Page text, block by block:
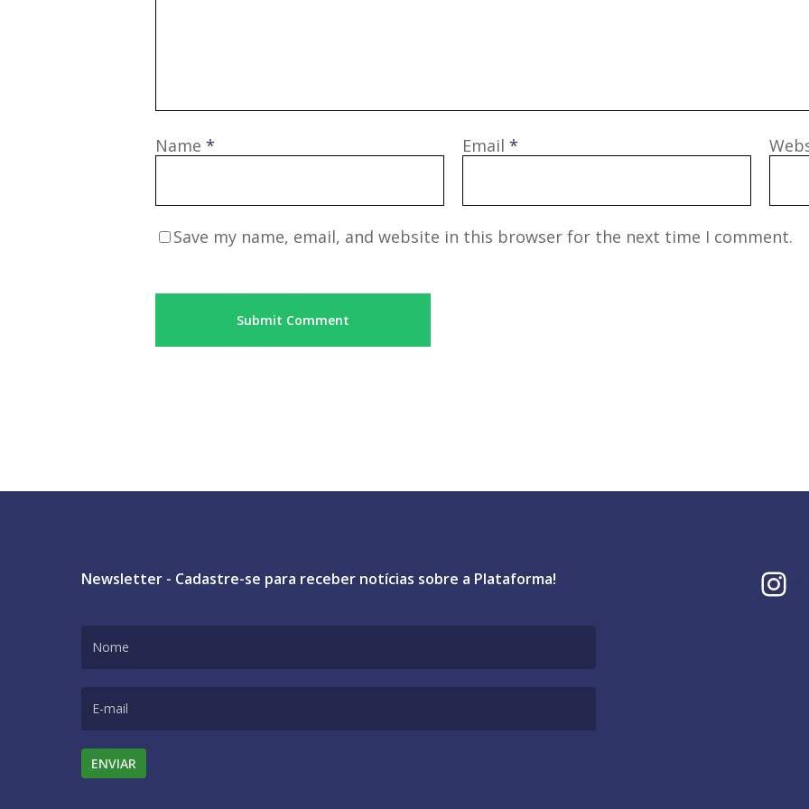
Name * Email *
Save my name, email, and website in this browser for the next time I comment.
Newsletter - Cadastre-se para receber notícias sobre a Plataforma!